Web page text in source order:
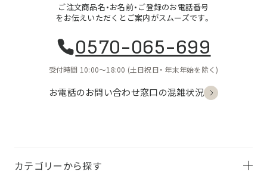
ご注文商品名・お名前・ご登録のお電話番号
をお伝えいただくとご案内がスムーズです。
0570-065-699
受付時間 10:00〜18:00 (土日祝日・ 年末年始を除く)
お電話のお問い合わせ窓口の混雑状況
カテゴリーから探す